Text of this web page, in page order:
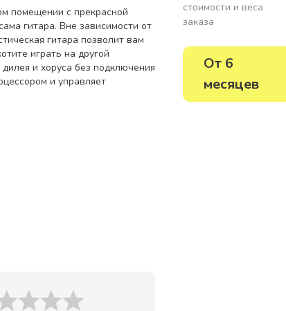
стоимости и веса
заказа
От 6
месяцев
помещении с прекрасной
гитара. Вне зависимости от
гитара позволит вам
играть на другой
и хоруса без подключения
и управляет
Treble и Bass). Литиевая